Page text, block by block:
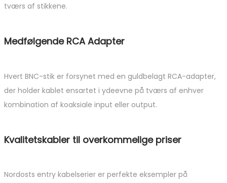
tværs af stikkene.
Medfølgende RCA Adapter
Hvert BNC-stik er forsynet med en guldbelagt RCA-adapter,
der holder kablet ensartet i ydeevne på tværs af enhver
kombination af koaksiale input eller output.
Kvalitetskabler til overkommelige priser
Nordosts entry kabelserier er perfekte eksempler på